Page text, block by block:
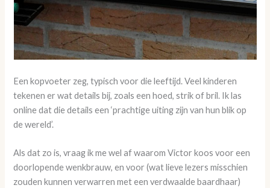
Een kopvoeter zeg, typisch voor die leeftijd. Veel kinderen
tekenen er wat details bij, zoals een hoed, strik of bril. Ik las
online dat die details een ‘prachtige uiting zijn van hun blik op
de wereld’.
Als dat zo is, vraag ik me wel af waarom Victor koos voor een
doorlopende wenkbrauw, en voor (wat lieve lezers misschien
zouden kunnen verwarren met een verdwaalde baardhaar)